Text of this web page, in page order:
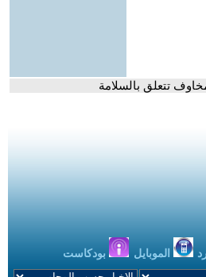
تتعلق بالسلامة
الموبايل بودكاست